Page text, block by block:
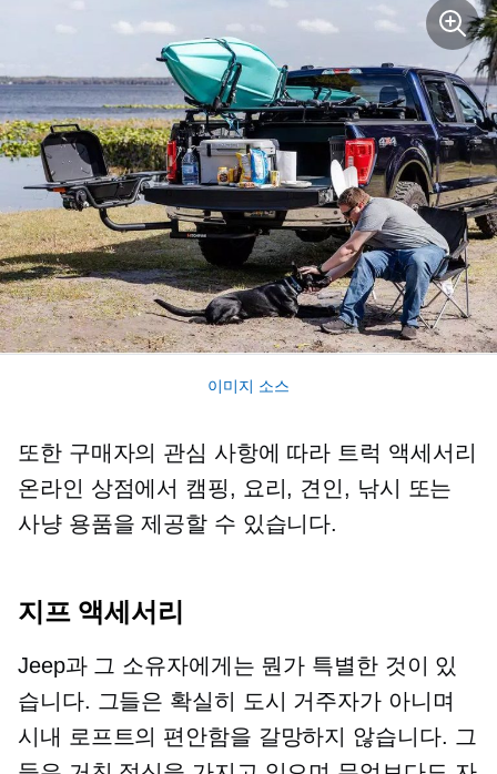
이미지 소스
또한 구매자의 관심 사항에 따라 트럭 액세서리
온라인 상점에서 캠핑, 요리, 견인, ​​낚시 또는
사냥 용품을 제공할 수 있습니다.
지프 액세서리
Jeep과 그 소유자에게는 뭔가 특별한 것이 있
습니다. 그들은 확실히 도시 거주자가 아니며
시내 로프트의 편안함을 갈망하지 않습니다. 그